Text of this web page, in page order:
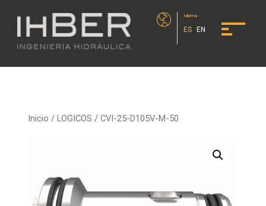
Idioma
ES EN
Inicio /LOGICOS / CVI-25-D105V-M-50